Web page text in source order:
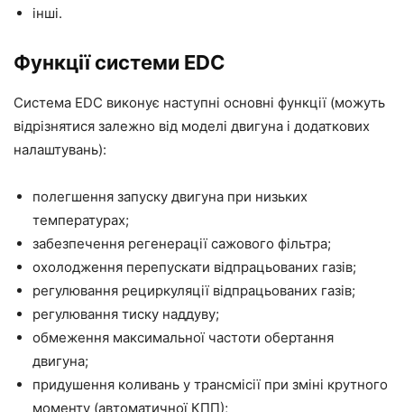
інші.
Функції системи EDC
Система EDC виконує наступні основні функції (можуть
відрізнятися залежно від моделі двигуна і додаткових
налаштувань):
полегшення запуску двигуна при низьких
температурах;
забезпечення регенерації сажового фільтра;
охолодження перепускати відпрацьованих газів;
регулювання рециркуляції відпрацьованих газів;
регулювання тиску наддуву;
обмеження максимальної частоти обертання
двигуна;
придушення коливань у трансмісії при зміні крутного
моменту (автоматичної КПП);